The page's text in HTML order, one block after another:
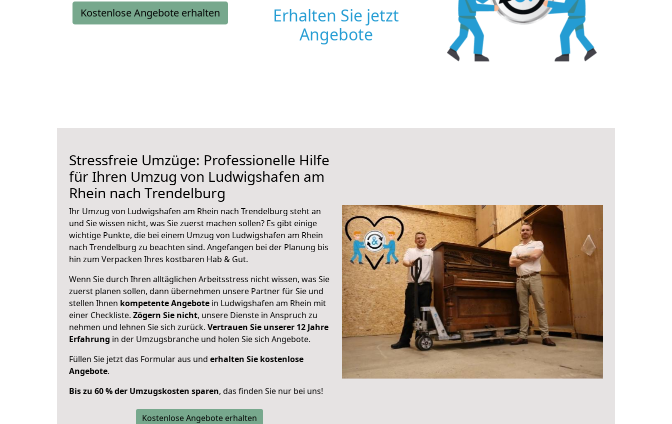
Kostenlose Angebote erhalten
Erhalten Sie jetzt
Angebote
Stressfreie Umzüge: Professionelle Hilfe
für Ihren Umzug von Ludwigshafen am
Rhein nach Trendelburg
Ihr Umzug von Ludwigshafen am Rhein nach Trendelburg steht an
und Sie wissen nicht, was Sie zuerst machen sollen? Es gibt einige
wichtige Punkte, die bei einem Umzug von Ludwigshafen am Rhein
nach Trendelburg zu beachten sind. Angefangen bei der Planung bis
hin zum Verpacken Ihres kostbaren Hab & Gut.
Wenn Sie durch Ihren alltäglichen Arbeitsstress nicht wissen, was Sie
zuerst planen sollen, dann übernehmen unsere Partner für Sie und
stellen Ihnen kompetente Angebote in Ludwigshafen am Rhein mit
einer Checkliste. Zögern Sie nicht, unsere Dienste in Anspruch zu
nehmen und lehnen Sie sich zurück. Vertrauen Sie unserer 12 Jahre
Erfahrung in der Umzugsbranche und holen Sie sich Angebote.
Füllen Sie jetzt das Formular aus und erhalten Sie kostenlose
Angebote.
Bis zu 60 % der Umzugskosten sparen, das finden Sie nur bei uns!
Kostenlose Angebote erhalten